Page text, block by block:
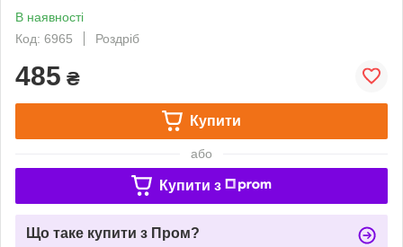
В наявності
Код: 6965
Роздріб
485 ₴
Купити
або
Купити з
Що таке купити з Пром?